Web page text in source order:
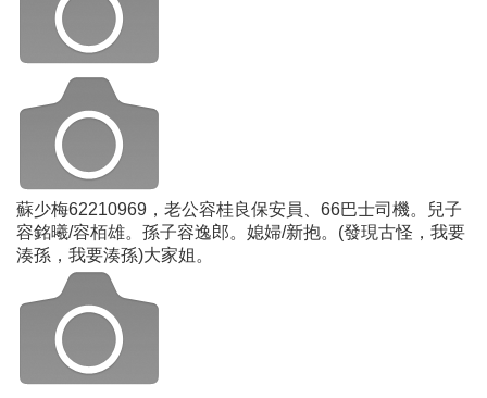
蘇少梅62210969，老公容桂良保安員、66巴士司機。兒子
容銘曦/容栢雄。孫子容逸郎。媳婦/新抱。(發現古怪，我要
湊孫，我要湊孫)大家姐。